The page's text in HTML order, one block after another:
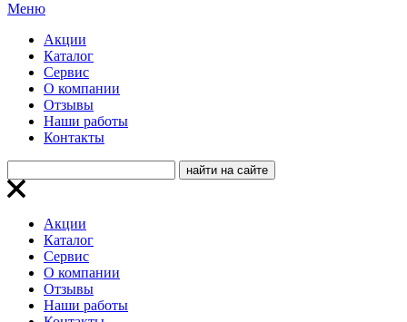
Меню
Акции
Каталог
Сервис
О компании
Отзывы
Наши работы
Контакты
Акции
Каталог
Сервис
О компании
Отзывы
Наши работы